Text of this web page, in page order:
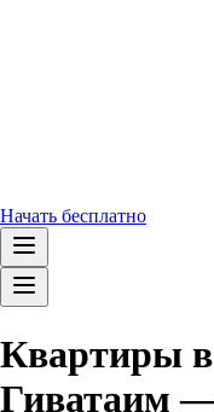
Начать бесплатно
Квартиры
Гиватаим —